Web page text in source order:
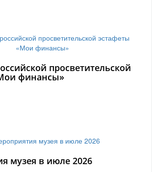
просветительской
финансы»
музея в июле 2026